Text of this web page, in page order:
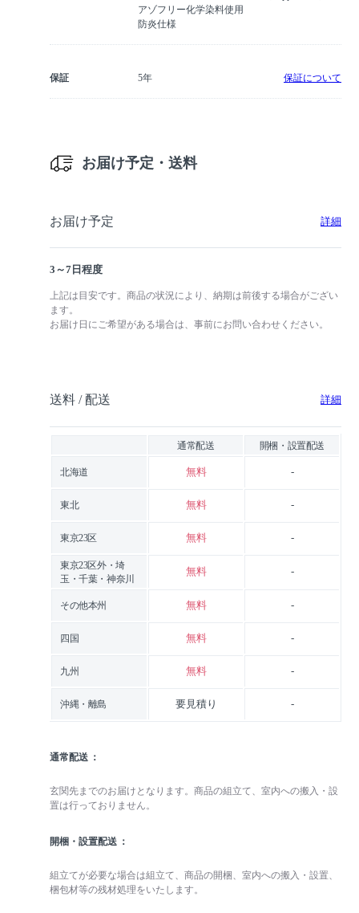
アゾフリー化学染料使用
防炎仕様
保証 5年 保証について
お届け予定・送料
お届け予定 詳細
3～7日程度
上記は目安です。商品の状況により、納期は前後する場合がござい
ます。
お届け日にご希望がある場合は、事前にお問い合わせください。
送料 / 配送 詳細
通常配送 開梱・設置配送
北海道 無料 -
東北 無料 -
東京23区 無料 -
東京23区外・埼
玉・千葉・神奈川
無料 -
その他本州 無料 -
四国 無料 -
九州 無料 -
沖縄・離島 要見積り -
通常配送
玄関先までのお届けとなります。商品の組立て、室内への搬入・設
置は行っておりません。
開梱・設置配送
組立てが必要な場合は組立て、商品の開梱、室内への搬入・設置、
梱包材等の残材処理をいたします。